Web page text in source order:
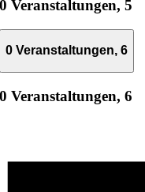
0 Veranstaltungen,5
0 Veranstaltungen,6
0 Veranstaltungen,6